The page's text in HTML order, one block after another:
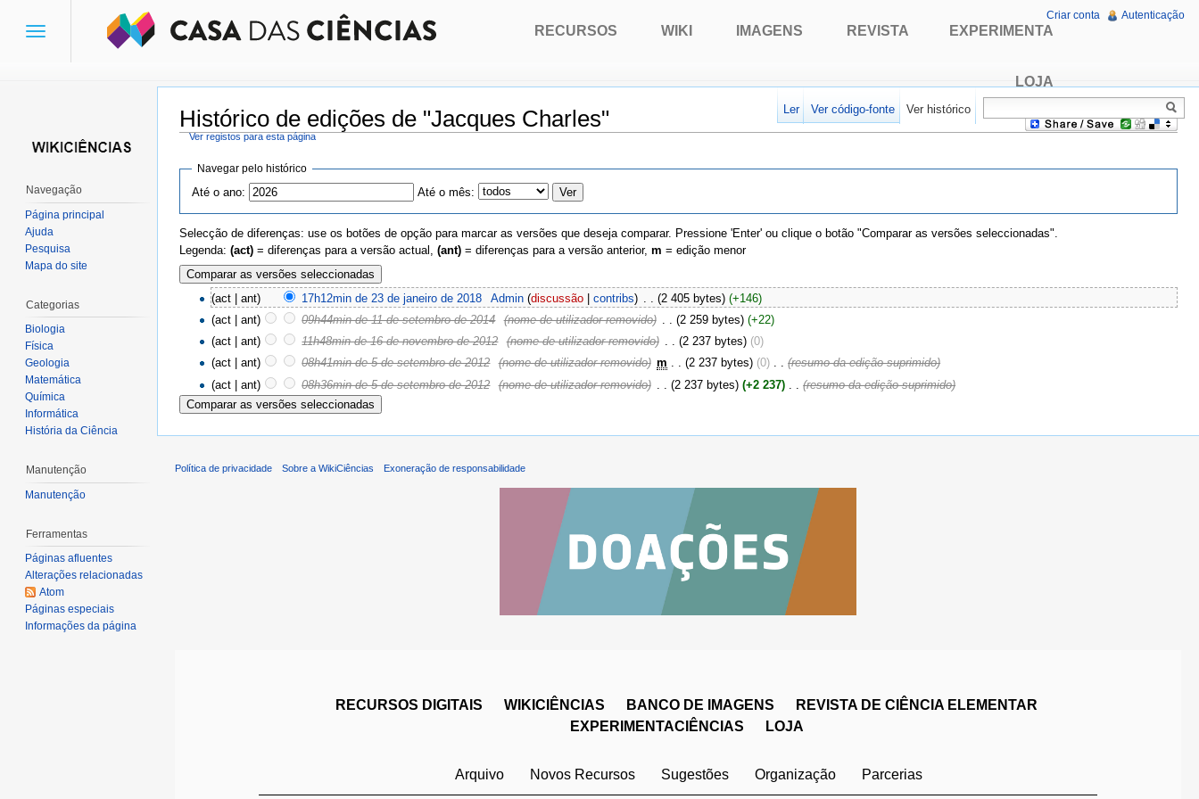
Histórico de edições de "Jacques Charles"
Ver registos para esta página
Navegar pelo histórico
Até o ano: Até o mês:
Selecção de diferenças: use os botões de opção para marcar as versões que deseja comparar. Pressione 'Enter' ou clique o botão "Comparar as versões seleccionadas".
Legenda: (act) = diferenças para a versão actual, (ant) = diferenças para a versão anterior, m = edição menor
(act | ant) 17h12min de 23 de janeiro de 2018 Admin (discussão| contribs) (2 405 bytes) (+146)
(act | ant)
09h44min de 11 de setembro de 2014‎ (nome de utilizador removido) (2 259 bytes) (+22)
(act | ant)
11h48min de 16 de novembro de 2012‎ (nome de utilizador removido) . . (2 237 bytes) (0)
(act | ant)
08h41min de 5 de setembro de 2012‎ (nome de utilizador removido) ‎m . . (2 237 bytes) (0) . . (resumo da edição suprimido)
(act | ant)
08h36min de 5 de setembro de 2012‎ (nome de utilizador removido) (2 237 bytes) (+2 237) (resumo da edição suprimido)
Toggle
RECURSOS WIKI IMAGENS REVISTA EXPERIMENTA
LOJA
Criar conta Autenticação
Ler Ver código-fonte Ver histórico
Navegação
Página principal
Ajuda
Pesquisa
Mapa do site
Categorias
Biologia
Física
Geologia
Matemática
Química
Informática
História da Ciência
Manutenção
Manutenção
Ferramentas
Páginas afluentes
Alterações relacionadas
Atom
Páginas especiais
Informações da página
Política de privacidade Sobre a WikiCiências Exoneração de responsabilidade
RECURSOS DIGITAIS WIKICIÊNCIAS BANCO DE IMAGENS
REVISTA DE CIÊNCIA ELEMENTAR
EXPERIMENTACIÊNCIAS
LOJA
Arquivo Novos Recursos Sugestões Organização Parcerias